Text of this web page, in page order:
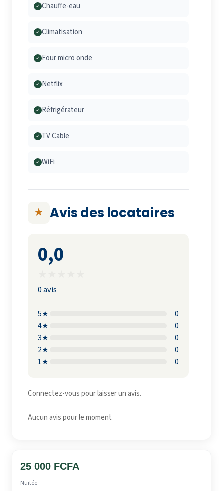
✓ Chauffe-eau
✓ Climatisation
✓ Four micro onde
✓ Netflix
✓ Réfrigérateur
✓ TV Cable
✓ WiFi
★ Avis des locataires
0,0
0 avis
5★
0
4★
0
3★
0
2★
0
1★
0
Connectez-vous pour laisser un avis.
Aucun avis pour le moment.
25 000 FCFA
Nuitée